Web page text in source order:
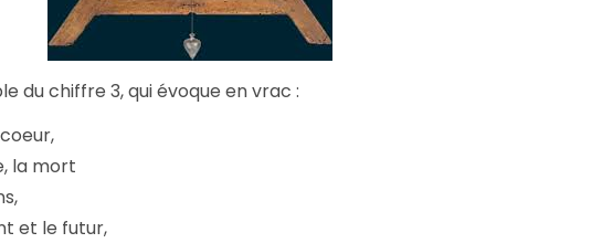
du chiffre 3, qui évoque en vrac :
la mort
et le futur,